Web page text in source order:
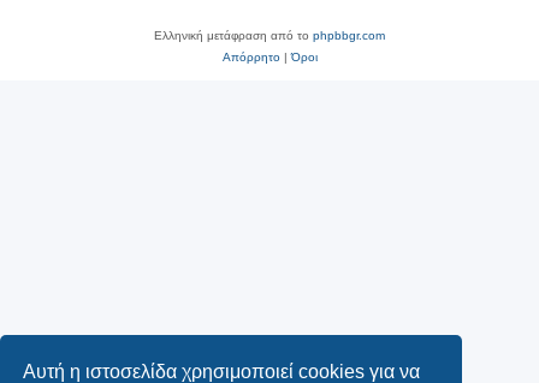
Αυτή η ιστοσελίδα χρησιμοποιεί cookies για να
Ελληνική μετάφραση από το phpbbgr.com
Απόρρητο|Όροι